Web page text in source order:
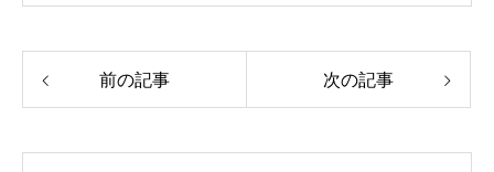
前の記事 次の記事